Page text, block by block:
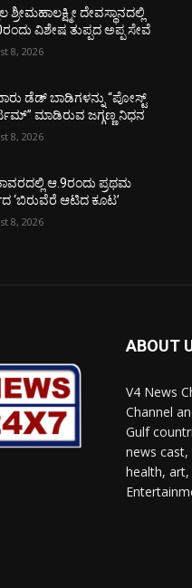
ಶ್ರೀಮಹಾಲಕ್ಷ್ಮೀ ದೇವಸ್ಥಾನದಲ್ಲಿ
ವಿಶೇಷ ತುಪ್ಪದ ಅಪ್ಪ ಸೇವೆ
8, 2026
ಡೆಡ್ ಬಾಡಿಗಳನ್ನು “ಪೋಸ್ಟ್
ಮಾಡಿರುವ ಜಗ್ಗಣ್ಣ ನಿಧನ
8, 2026
ಆ.9ರಂದು ಪ್ರಥಮ
‘ಬಿರುವೆರೆ ಆಟಿದ ಕೂಟ’
8, 2026
ABOUT
V4 News
Channel
Gulf
news
health,